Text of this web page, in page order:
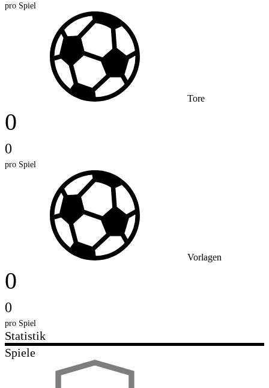
pro Spiel
Tore
0
0
pro Spiel
Vorlagen
0
0
pro Spiel
Statistik
Spiele